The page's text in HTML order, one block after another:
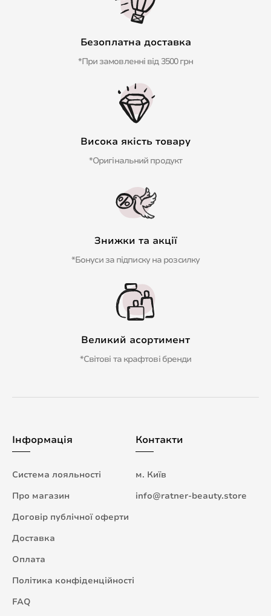
Безоплатна доставка
*При замовленні від 3500 грн
Висока якість товару
*Оригінальний продукт
Знижки та акції
*Бонуси за підписку на розсилку
Великий асортимент
*Світові та крафтові бренди
Інформація
Система лояльності
Про магазин
Договір публічної оферти
Доставка
Оплата
Політика конфіденційності
FAQ
Контакти
м. Київ
info@ratner-beauty.store